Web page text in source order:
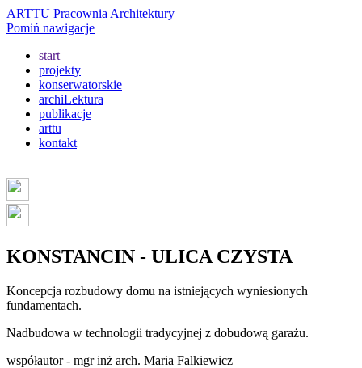
ARTTU Pracownia Architektury
Pomiń nawigacje
start
projekty
konserwatorskie
archiLektura
publikacje
arttu
kontakt
KONSTANCIN - ULICA CZYSTA
Koncepcja rozbudowy domu na istniejących wyniesionych
fundamentach.
Nadbudowa w technologii tradycyjnej z dobudową garażu.
współautor - mgr inż arch. Maria Falkiewicz